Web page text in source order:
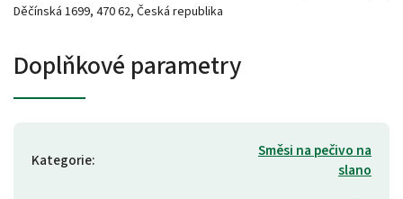
Děčínská 1699, 470 62, Česká republika
Doplňkové parametry
Kategorie:
Směsi na pečivo na
slano